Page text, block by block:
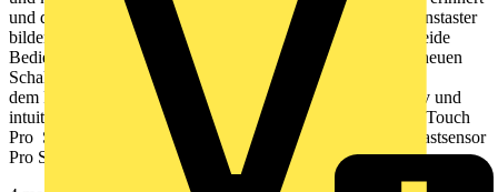
und die volle Funktionsvielfalt herkömmlicher Multifunktionstaster
bilden nun die perfekte Fusion aus Komfort und Design. Beide
Bedienoberﬂ ächen sind sowohl im System M als auch im neuen
Schalterprogramm System Design erhältlich, das mit
dem Rahmendesign D-Life seinen Auftakt fi ndet. Innovativ und
intuitiv – die neuen KNX Bedienoberﬂ ächen KNX Multi-Touch
Pro System Design, D-Life Metall, Nickelmetallic KNX Tastsensor
Pro System Design, D-Life Metall, Nickelmetallic